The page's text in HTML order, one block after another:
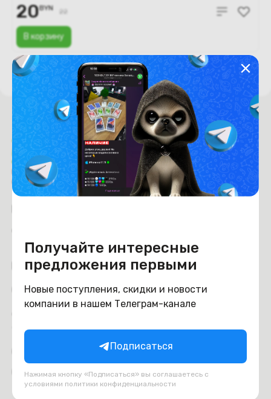
Получайте интересные
предложения первыми
Новые поступления, скидки и новости
компании в нашем Телеграм-канале
Подписаться
Нажимая кнопку «Подписаться» вы соглашаетесь с
условиями политики конфиденциальности
В корзину
20BYN
Время работы с 9:00 до 21:00
г. Минск, пр-т. Независимости, д.94
Покупателям
Оплата
Доставка и самовывоз
Trade-in
Обмен и возврат